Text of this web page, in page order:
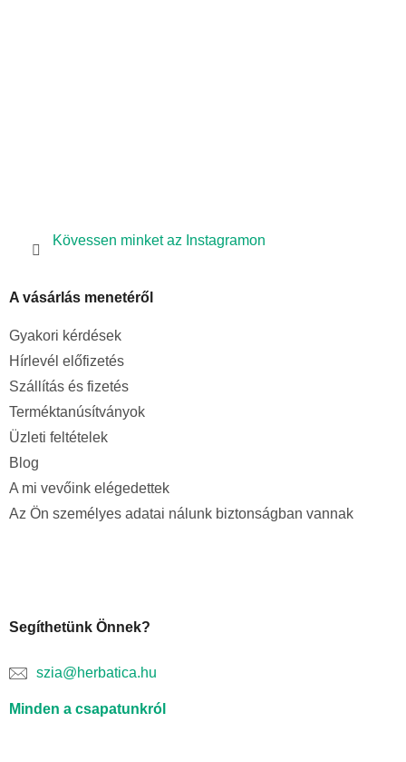
Kövessen minket az Instagramon
A vásárlás menetéről
Gyakori kérdések
Hírlevél előfizetés
Szállítás és fizetés
Terméktanúsítványok
Üzleti feltételek
Blog
A mi vevőink elégedettek
Az Ön személyes adatai nálunk biztonságban vannak
Segíthetünk Önnek?
szia@herbatica.hu
Minden a csapatunkról